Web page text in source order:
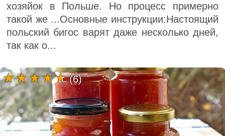
хозяйок в Польше. Но процесс примерно
такой же ...Основные инструкции:Настоящий
польский бигос варят даже несколько дней,
так как о...
(6)